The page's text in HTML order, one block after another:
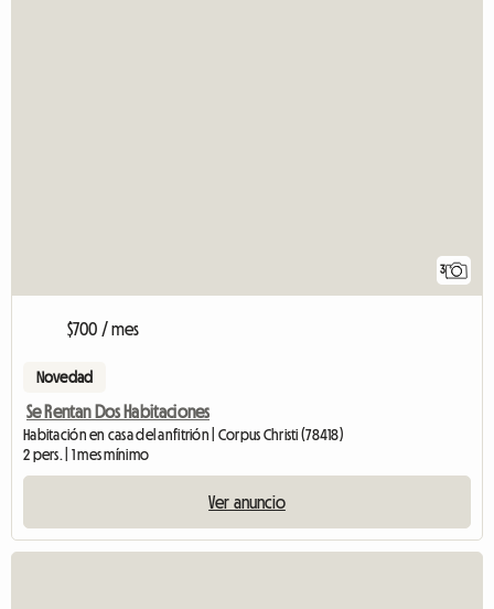
3
$700 / mes
Novedad
Se Rentan Dos Habitaciones
Habitación en casa del anfitrión | Corpus Christi (78418)
2 pers. | 1 mes mínimo
Ver anuncio